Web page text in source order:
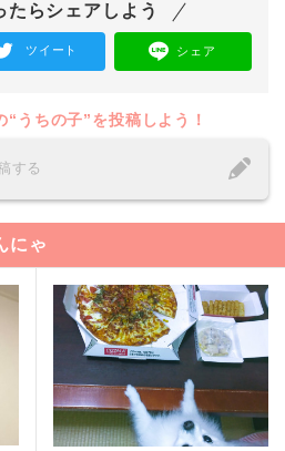
たらシェアしよう
ツイート シェア
うちの子”を投稿しよう！
する
にゃ